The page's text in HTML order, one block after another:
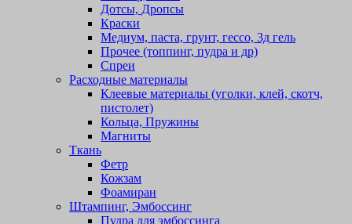
Дотсы, Дропсы
Краски
Медиум, паста, грунт, гессо, 3д гель
Прочее (топпинг, пудра и др)
Спреи
Расходные материалы
Клеевые материалы (уголки, клей, скотч,
пистолет)
Кольца, Пружины
Магниты
Ткань
Фетр
Кожзам
Фоамиран
Штампинг, Эмбоссинг
Пудра для эмбоссинга